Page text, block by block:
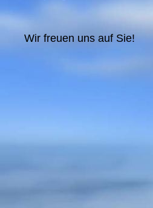
Wir freuen uns auf Sie!